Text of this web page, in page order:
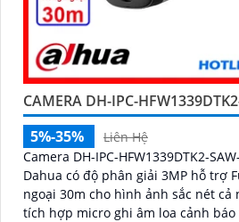
CAMERA DH-IPC-
5%-35%
Liên Hệ
Camera DH-IPC-HFW1339DTK2-
Dahua có độ phân giải 3MP hỗ trợ
ngoại 30m cho hình ảnh sắc nét cả ngày
tích hợp micro ghi âm loa cảnh báo